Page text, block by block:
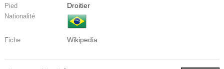
Pied Droitier
Nationalité
Fiche Wikipedia